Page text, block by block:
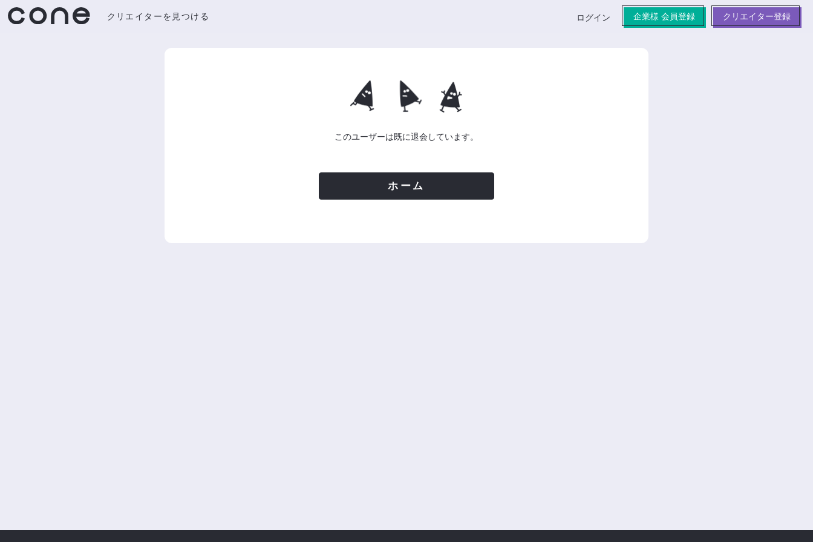
クリエイターを見つける ログイン 企業様 会員登録 クリエイター登録
このユーザーは既に退会しています。
ホーム